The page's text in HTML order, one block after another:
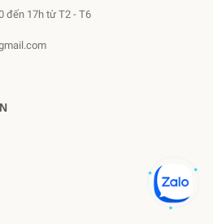
đến 17h từ T2 - T6